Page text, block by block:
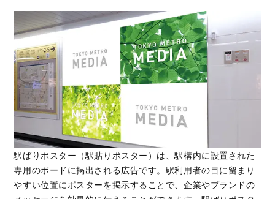
駅ばりポスター（駅貼りポスター）は、駅構内に設置された
専用のボードに掲出される広告です。駅利用者の目に留まり
やすい位置にポスターを掲示することで、企業やブランドの